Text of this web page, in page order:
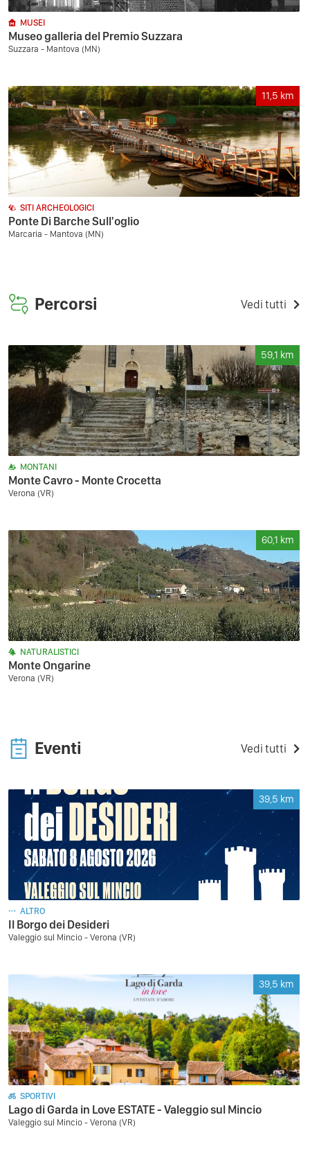
MUSEI
Museo galleria del Premio Suzzara
Suzzara - Mantova (MN)
11,5 km
SITI ARCHEOLOGICI
Ponte Di Barche Sull'oglio
Marcaria - Mantova (MN)
Percorsi Vedi tutti
59,1 km
MONTANI
Monte Cavro - Monte Crocetta
Verona (VR)
60,1 km
NATURALISTICI
Monte Ongarine
Verona (VR)
Eventi Vedi tutti
39,5 km
ALTRO
Il Borgo dei Desideri
Valeggio sul Mincio - Verona (VR)
39,5 km
SPORTIVI
Lago di Garda in Love ESTATE - Valeggio sul Mincio
Valeggio sul Mincio - Verona (VR)